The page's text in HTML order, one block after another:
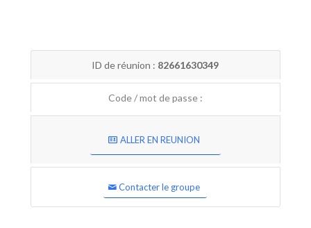
ID de réunion : 82661630349
Code / mot de passe :
ALLER EN REUNION
Contacter le groupe